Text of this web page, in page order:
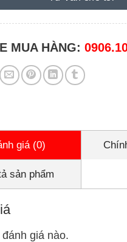
MUA HÀNG:
giá (0)
sản phẩm
giá nào.